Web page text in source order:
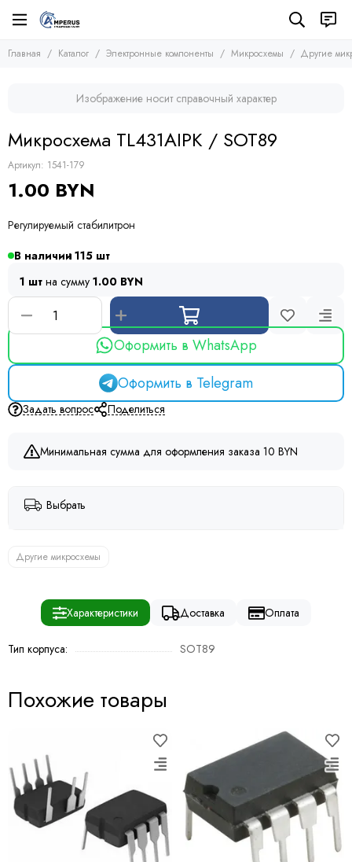
Электронные компоненты
Микросхемы
Микроконтроллеры
Другие микросхемы
Стабилизаторы
Транзисторы
Тиристоры и симисторы
Модули
Резисторы
Кварцевые резонаторы
Дроссели
Устройства защиты
Главная Каталог Электронные компоненты Микросхемы Другие
Изображение носит справочный характер
Микросхема TL431AIPK / SOT89
Артикул: 1541-179
1.00 BYN
Регулируемый стабилитрон
В наличии 115
1 шт на сумму 1.00 BYN
Оформить в WhatsApp
Оформить в Telegram
Задать вопрос Поделиться
Минимальная сумма для оформления заказа 10 BYN
Выбрать
Другие микросхемы
Характеристики Доставка Оплата
Тип корпуса: SOT89
Похожие товары